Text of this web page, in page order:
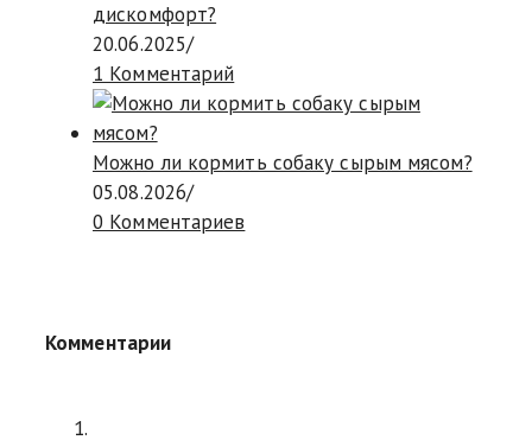
дискомфорт?
20.06.2025/
1 Комментарий
Можно ли кормить собаку сырым мясом?
05.08.2026/
0 Комментариев
Комментарии